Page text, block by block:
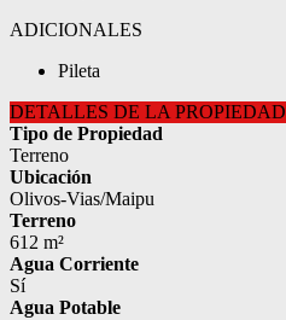
ADICIONALES
Pileta
DETALLES DE LA PROPIEDAD
Tipo de Propiedad
Terreno
Ubicación
Olivos-Vias/Maipu
Terreno
612 m²
Agua Corriente
Sí
Agua Potable